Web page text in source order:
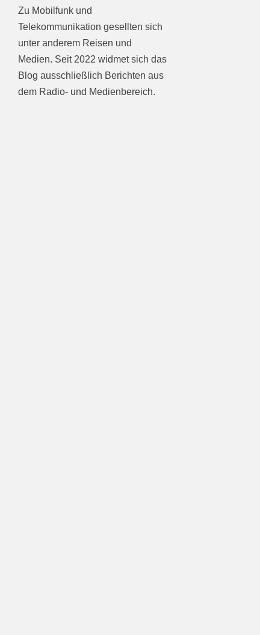
Zu Mobilfunk und
Telekommunikation gesellten sich
unter anderem Reisen und
Medien. Seit 2022 widmet sich das
Blog ausschließlich Berichten aus
dem Radio- und Medienbereich.